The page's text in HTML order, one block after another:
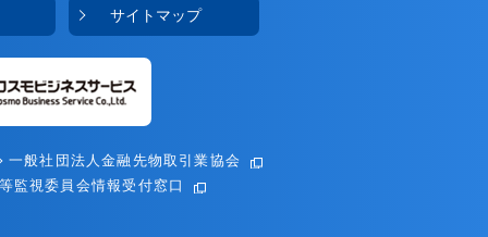
サイトマップ
一般社団法人金融先物取引業協会
監視委員会情報受付窓口